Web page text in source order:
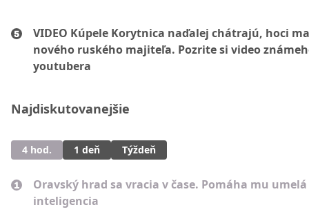
VIDEO Kúpele Korytnica naďalej chátrajú, hoci
nového ruského majiteľa. Pozrite si video
youtubera
Najdiskutovanejšie
4 hod. 1 deň Týždeň
Oravský hrad sa vracia v čase. Pomáha mu umelá
inteligencia